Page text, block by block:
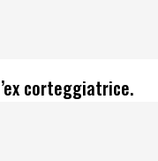
corteggiatrice.